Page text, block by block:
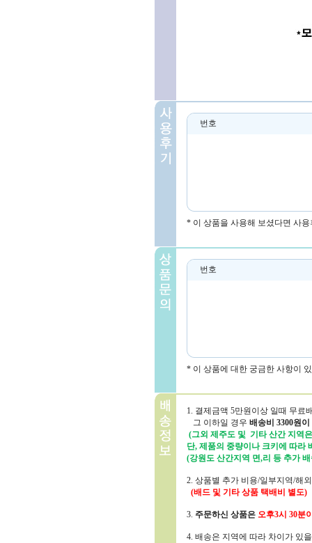
번호
* 이 상품을 사용해 보셨다면 사
번호
* 이 상품에 대한 궁금한 사항이
1. 결제금액 5만원이상 일때 무료
그 이하일 경우 배송비 3300원이
(그외 제주도 및 기타 산간 지역
단, 제품의 중량이나 크키에 따라
(강원도 산간지역 면,리 등 추가
2. 상품별 추가 비용/일부지역/해
(배드 및 기타 상품 택배비 별도)
3. 주문하신 상품은 오후3시 30분
4. 배송은 지역에 따라 차이가 있